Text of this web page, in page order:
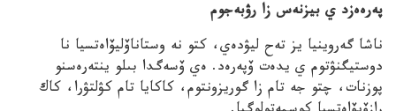
پەرەەزد ي بيزنەس زا رۋبەجوم
ناشا گەروينيا يز تەح ليۋدەي، كتو نە وستاناۆليۆاەتسيا نا
دوستيگنۋتوم ي يدەت ۆپەرەد. ەي ۆسەگدا بىلو ينتەرەسنو
پوزنات، چتو جە تام زا گوريزونتوم، كاكايا تام كۋلتۋرا، كاك